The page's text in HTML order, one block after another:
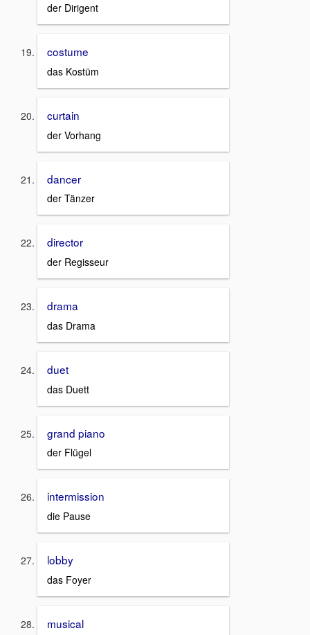
der Dirigent
costume
das Kostüm
curtain
der Vorhang
dancer
der Tänzer
director
der Regisseur
drama
das Drama
duet
das Duett
grand piano
der Flügel
intermission
die Pause
lobby
das Foyer
musical